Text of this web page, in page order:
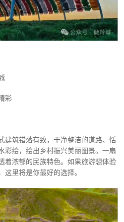
彩
建筑错落有致，干净整洁的道路、恬
彩绘，绘出乡村振兴美丽图景。一扇
着浓郁的民族特色。如果旅游想体验
这里将是你最好的选择。